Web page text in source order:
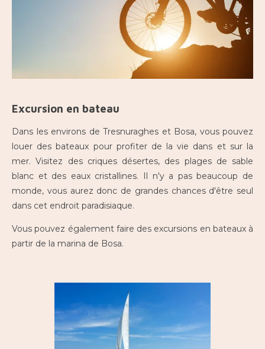
Excursion en bateau
Dans les environs de Tresnuraghes et Bosa, vous pouvez
louer des bateaux pour profiter de la vie dans et sur la
mer. Visitez des criques désertes, des plages de sable
blanc et des eaux cristallines. Il n'y a pas beaucoup de
monde, vous aurez donc de grandes chances d'être seul
dans cet endroit paradisiaque.
Vous pouvez également faire des excursions en bateaux à
partir de la marina de Bosa.